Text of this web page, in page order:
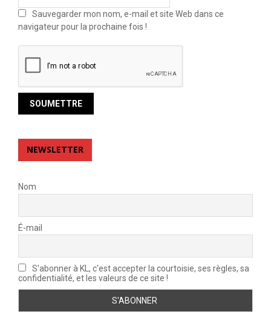
Sauvegarder mon nom, e-mail et site Web dans ce
navigateur pour la prochaine fois !
NEWSLETTER
Nom
É-mail
S'abonner à KL, c'est accepter la courtoisie, ses règles, sa
confidentialité, et les valeurs de ce site !